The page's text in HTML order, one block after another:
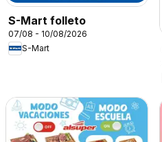
S-Mart folleto
07/08 - 10/08/2026
S-Mart